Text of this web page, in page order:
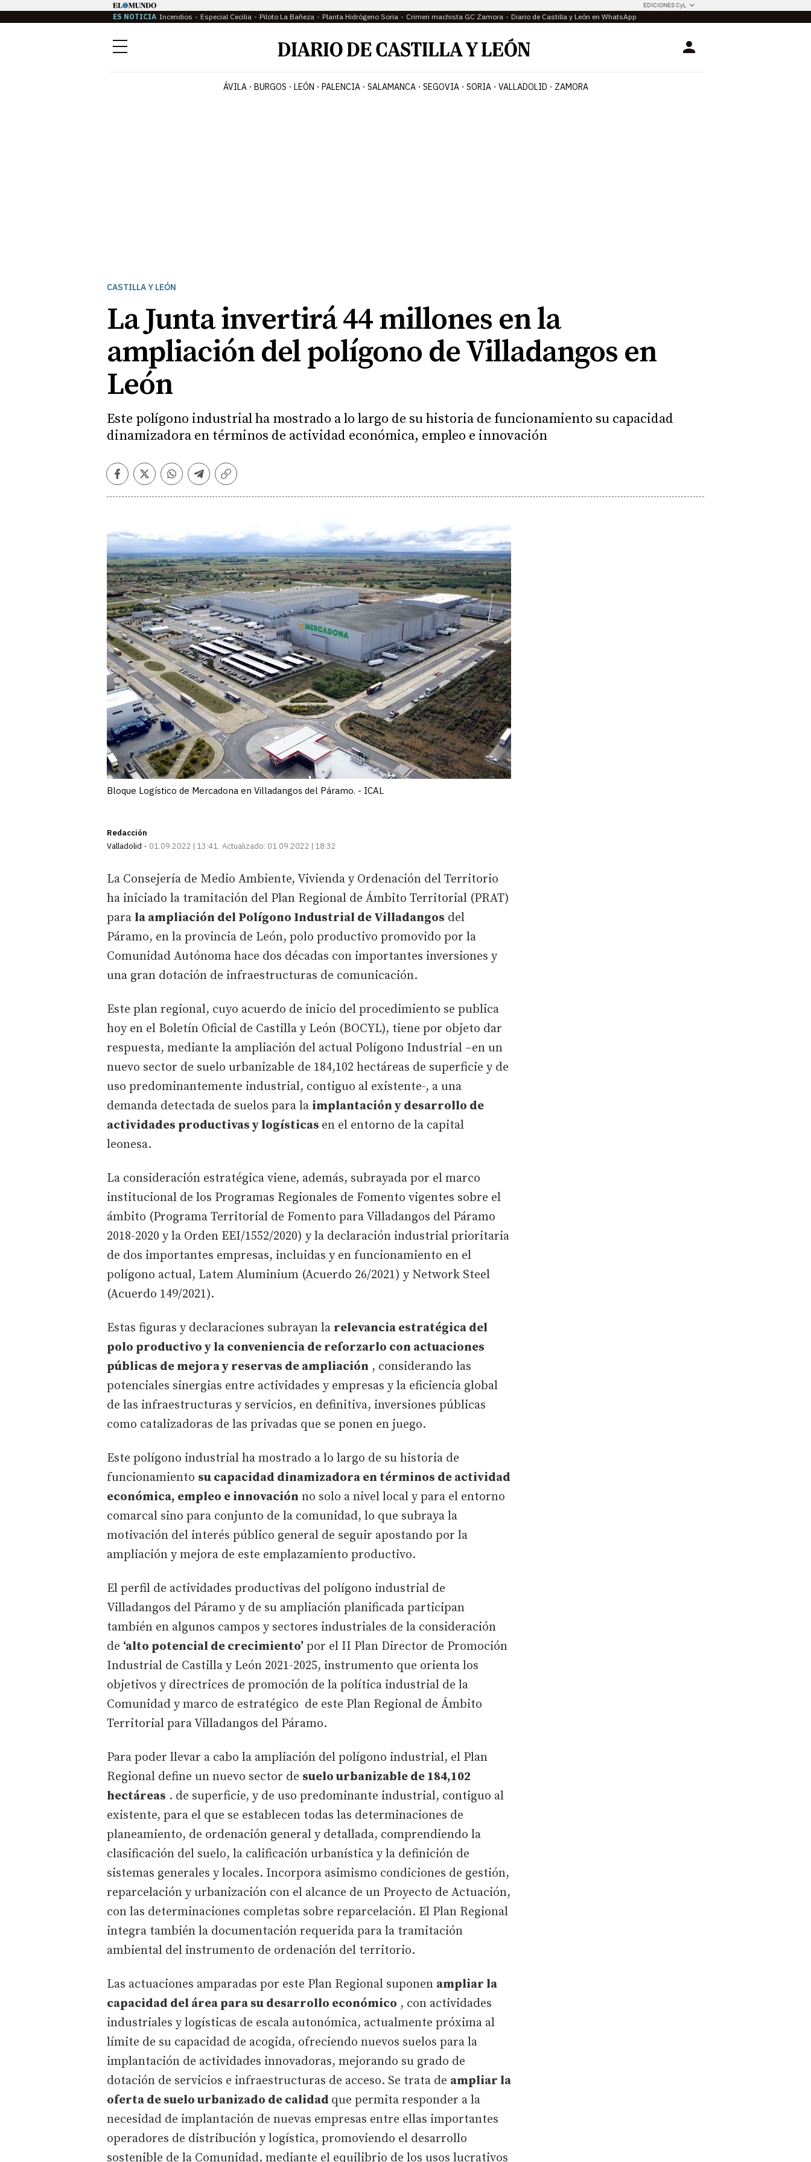
EDICIONES CyL
ES NOTICIA Incendios Especial Cecilia Piloto La Bañeza Planta Hidrógeno Soria Crimen machista GC Zamora Diario de Castilla y León en WhatsApp
Menú Login
ÁVILA BURGOS LEÓN PALENCIA SALAMANCA SEGOVIA SORIA VALLADOLID ZAMORA
CASTILLA Y LEÓN
La Junta invertirá 44 millones en la
ampliación del polígono de Villadangos en
León
Este polígono industrial ha mostrado a lo largo de su historia de funcionamiento su capacidad
dinamizadora en términos de actividad económica, empleo e innovación
Facebook
TwitterWhatsapp
Telegram
Copiar
Bloque Logístico de Mercadona en Villadangos del Páramo. - ICAL
Redacción
Valladolid
01.09.2022 | 13:41 Actualizado: 01.09.2022 | 18:32
La Consejería de Medio Ambiente, Vivienda y Ordenación del Territorio
ha iniciado la tramitación del Plan Regional de Ámbito Territorial (PRAT)
para la ampliación del Polígono Industrial de Villadangos del
Páramo, en la provincia de León, polo productivo promovido por la
Comunidad Autónoma hace dos décadas con importantes inversiones y
una gran dotación de infraestructuras de comunicación.
Este plan regional, cuyo acuerdo de inicio del procedimiento se publica
hoy en el Boletín Oficial de Castilla y León (BOCYL), tiene por objeto dar
respuesta, mediante la ampliación del actual Polígono Industrial –en un
nuevo sector de suelo urbanizable de 184,102 hectáreas de superficie y de
uso predominantemente industrial, contiguo al existente-, a una
demanda detectada de suelos para la implantación y desarrollo de
actividades productivas y logísticas en el entorno de la capital
leonesa.
La consideración estratégica viene, además, subrayada por el marco
institucional de los Programas Regionales de Fomento vigentes sobre el
ámbito (Programa Territorial de Fomento para Villadangos del Páramo
2018-2020 y la Orden EEI/1552/2020) y la declaración industrial prioritaria
de dos importantes empresas, incluidas y en funcionamiento en el
polígono actual, Latem Aluminium (Acuerdo 26/2021) y Network Steel
(Acuerdo 149/2021).
Estas figuras y declaraciones subrayan la relevancia estratégica del
polo productivo y la conveniencia de reforzarlo con actuaciones
públicas de mejora y reservas de ampliación , considerando las
potenciales sinergias entre actividades y empresas y la eficiencia global
de las infraestructuras y servicios, en definitiva, inversiones públicas
como catalizadoras de las privadas que se ponen en juego.
Este polígono industrial ha mostrado a lo largo de su historia de
funcionamiento su capacidad dinamizadora en términos de actividad
económica, empleo e innovación no solo a nivel local y para el entorno
comarcal sino para conjunto de la comunidad, lo que subraya la
motivación del interés público general de seguir apostando por la
ampliación y mejora de este emplazamiento productivo.
El perfil de actividades productivas del polígono industrial de
Villadangos del Páramo y de su ampliación planificada participan
también en algunos campos y sectores industriales de la consideración
de ‘alto potencial de crecimiento’ por el II Plan Director de Promoción
Industrial de Castilla y León 2021-2025, instrumento que orienta los
objetivos y directrices de promoción de la política industrial de la
Comunidad y marco de estratégico de este Plan Regional de Ámbito
Territorial para Villadangos del Páramo.
Para poder llevar a cabo la ampliación del polígono industrial, el Plan
Regional define un nuevo sector de suelo urbanizable de 184,102
hectáreas . de superficie, y de uso predominante industrial, contiguo al
existente, para el que se establecen todas las determinaciones de
planeamiento, de ordenación general y detallada, comprendiendo la
clasificación del suelo, la calificación urbanística y la definición de
sistemas generales y locales. Incorpora asimismo condiciones de gestión,
reparcelación y urbanización con el alcance de un Proyecto de Actuación,
con las determinaciones completas sobre reparcelación. El Plan Regional
integra también la documentación requerida para la tramitación
ambiental del instrumento de ordenación del territorio.
Las actuaciones amparadas por este Plan Regional suponen ampliar la
capacidad del área para su desarrollo económico , con actividades
industriales y logísticas de escala autonómica, actualmente próxima al
límite de su capacidad de acogida, ofreciendo nuevos suelos para la
implantación de actividades innovadoras, mejorando su grado de
dotación de servicios e infraestructuras de acceso. Se trata de ampliar la
oferta de suelo urbanizado de calidad que permita responder a la
necesidad de implantación de nuevas empresas entre ellas importantes
operadores de distribución y logística, promoviendo el desarrollo
sostenible de la Comunidad, mediante el equilibrio de los usos lucrativos